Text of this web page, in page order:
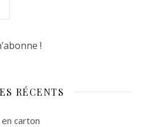
RÉCENTS
en carton